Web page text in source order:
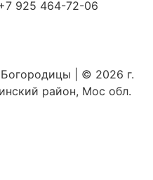
925 464-72-06
| © 2026 г.
район, Мос обл.